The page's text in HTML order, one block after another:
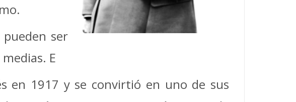
ser
E
en 1917 y se convirtió en uno de sus